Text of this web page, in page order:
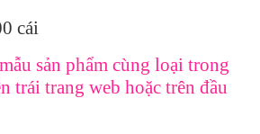
cái
sản phẩm cùng loại trong
trái trang web hoặc trên đầu